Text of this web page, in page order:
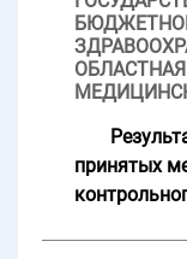
принятых